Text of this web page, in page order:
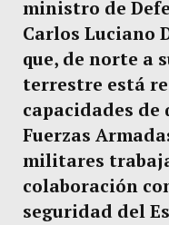
ministro de
Carlos Luciano
que, de norte a
terrestre está
capacidades de
Fuerzas
militares
colaboración
seguridad del